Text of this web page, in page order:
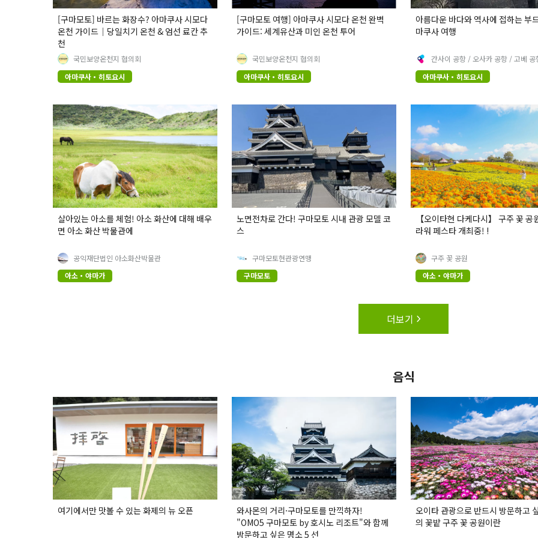
[구마모토] 바르는 화장수? 아마쿠사 시모다
온천 가이드｜당일치기 온천 & 엄선 료칸 추
천
국민보양온천지 협의회
아마쿠사・히토요시
[구마모토 여행] 아마쿠사 시모다 온천 완벽
가이드: 세계유산과 미인 온천 투어
국민보양온천지 협의회
아마쿠사・히토요시
아름다운 바다와 역사에 접하는 부
마쿠사 여행
간사이 공항 / 오사카 공항 / 고베 공
아마쿠사・히토요시
살아있는 아소를 체험! 아소 화산에 대해 배우
면 아소 화산 박물관에
공익재단법인 아소화산박물관
아소・야마가
노면전차로 간다! 구마모토 시내 관광 모델 코
스
구마모토현관광연맹
구마모토
【오이타현 다케다시】 구주 꽃 공
라워 페스타 개최중! !
구주 꽃 공원
아소・야마가
더보기
음식
여기에서만 맛볼 수 있는 화제의 뉴 오픈
와사몬의 거리·구마모토를 만끽하자!
"OMO5 구마모토 by 호시노 리조트"와 함께
방문하고 싶은 명소 5 선
오이타 관광으로 반드시 방문하고
의 꽃밭 구주 꽃 공원이란